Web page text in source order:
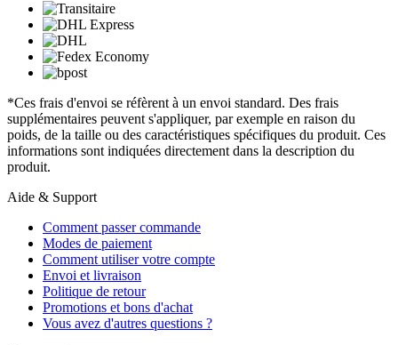
*Ces frais d'envoi se réfèrent à un envoi standard. Des frais
supplémentaires peuvent s'appliquer, par exemple en raison du
poids, de la taille ou des caractéristiques spécifiques du produit. Ces
informations sont indiquées directement dans la description du
produit.
Aide & Support
Comment passer commande
Modes de paiement
Comment utiliser votre compte
Envoi et livraison
Politique de retour
Promotions et bons d'achat
Vous avez d'autres questions ?